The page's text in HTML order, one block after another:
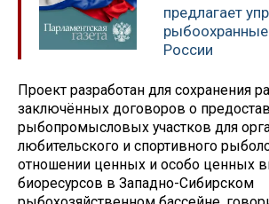
предлагает
России
Проект разработан для сохранения
заключённых договоров о
рыбопромысловых участков для
любительского и спортивного
отношении ценных и особо ценных
биоресурсов в Западно-Сибирском